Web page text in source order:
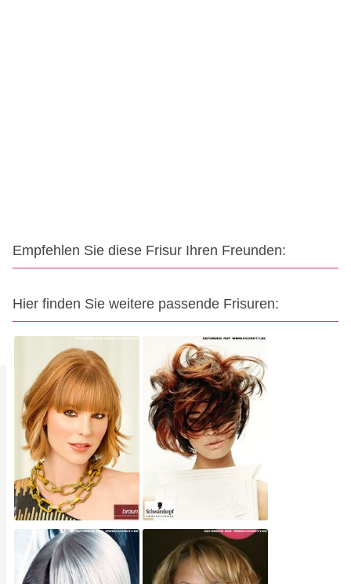
Empfehlen Sie diese Frisur Ihren Freunden:
Hier finden Sie weitere passende Frisuren: